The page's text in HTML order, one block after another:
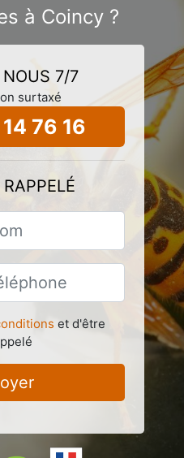
à Coincy ?
7/7
surtaxé
76 16
et d'être